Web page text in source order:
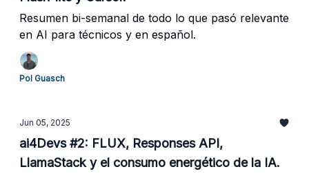
Resumen bi-semanal de todo lo que pasó relevante
en AI para técnicos y en español.
Pol Guasch
Jun 05, 2025
ai4Devs #2: FLUX, Responses API,
LlamaStack y el consumo energético de la IA.